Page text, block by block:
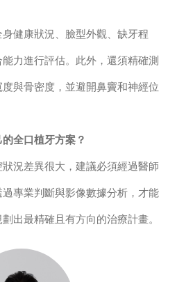
健康狀況、臉型外觀、缺牙程
力進行評估。此外，還須精確測
與骨密度，並避開鼻竇和神經位
全口植牙方案？
況差異很大，建議必須經過醫師
專業判斷與影像數據分析，才能
出最精確且有方向的治療計畫。